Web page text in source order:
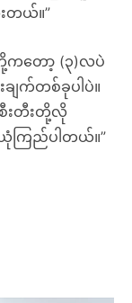
တယ်။”
ကတော့ (၃)လပဲ
ချက်တစ်ခုပါပဲ။
းတီးတို့လို
ကြည်ပါတယ်။”